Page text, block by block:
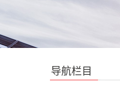
导航栏目